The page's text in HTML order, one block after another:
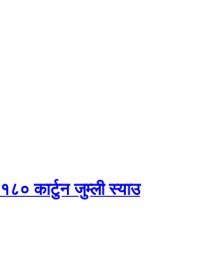
कार्टुन जुम्ली स्याउ